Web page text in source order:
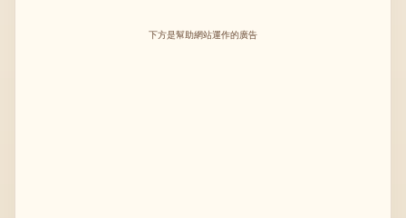
下方是幫助網站運作的廣告